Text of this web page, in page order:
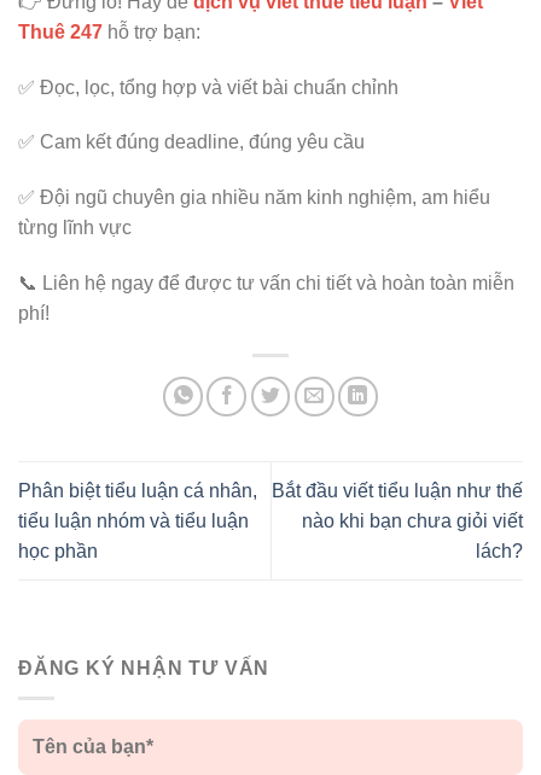
Thuê 247 hỗ trợ bạn:
✅ Đọc, lọc, tổng hợp và viết bài chuẩn chỉnh
✅ Cam kết đúng deadline, đúng yêu cầu
✅ Đội ngũ chuyên gia nhiều năm kinh nghiệm, am hiểu
từng lĩnh vực
📞 Liên hệ ngay để được tư vấn chi tiết và hoàn toàn miễn
phí!
Phân biệt tiểu luận cá nhân,
tiểu luận nhóm và tiểu luận
học phần
Bắt đầu viết tiểu luận như thế
nào khi bạn chưa giỏi viết
lách?
ĐĂNG KÝ NHẬN TƯ VẤN